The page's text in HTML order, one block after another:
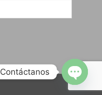
Contáctanos